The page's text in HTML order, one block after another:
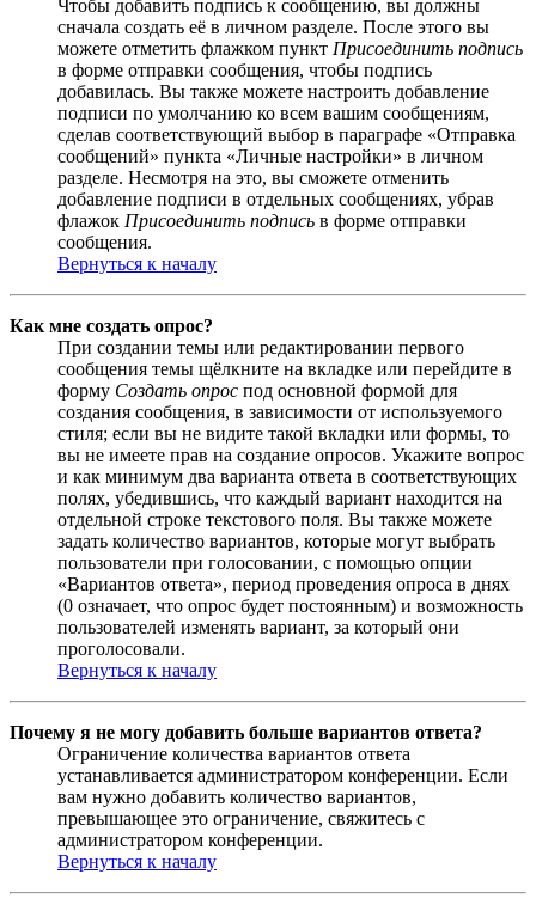
Чтобы добавить подпись к сообщению, вы должны
сначала создать её в личном разделе. После этого вы
можете отметить флажком пункт Присоединить подпись
в форме отправки сообщения, чтобы подпись
добавилась. Вы также можете настроить добавление
подписи по умолчанию ко всем вашим сообщениям,
сделав соответствующий выбор в параграфе «Отправка
сообщений» пункта «Личные настройки» в личном
разделе. Несмотря на это, вы сможете отменить
добавление подписи в отдельных сообщениях, убрав
флажок Присоединить подпись в форме отправки
сообщения.
Вернуться к началу
Как мне создать опрос?
При создании темы или редактировании первого
сообщения темы щёлкните на вкладке или перейдите в
форму Создать опрос под основной формой для
создания сообщения, в зависимости от используемого
стиля; если вы не видите такой вкладки или формы, то
вы не имеете прав на создание опросов. Укажите вопрос
и как минимум два варианта ответа в соответствующих
полях, убедившись, что каждый вариант находится на
отдельной строке текстового поля. Вы также можете
задать количество вариантов, которые могут выбрать
пользователи при голосовании, с помощью опции
«Вариантов ответа», период проведения опроса в днях
(0 означает, что опрос будет постоянным) и возможность
пользователей изменять вариант, за который они
проголосовали.
Вернуться к началу
Почему я не могу добавить больше вариантов ответа?
Ограничение количества вариантов ответа
устанавливается администратором конференции. Если
вам нужно добавить количество вариантов,
превышающее это ограничение, свяжитесь с
администратором конференции.
Вернуться к началу